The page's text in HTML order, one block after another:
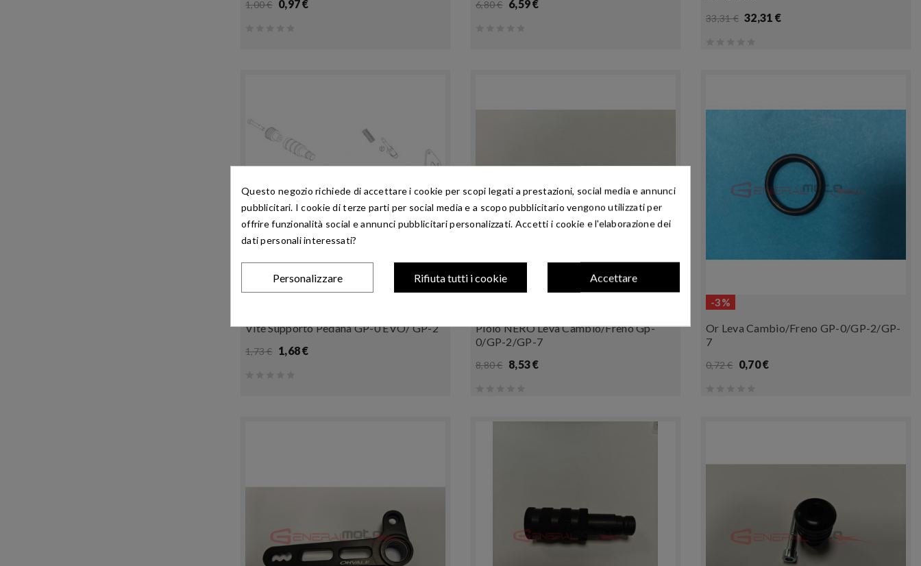
1,00 € 0,97 € 6,80 € 6,59 €
33,31 € 32,31 €
Vite Supporto Pedana GP-0 EVO/ GP-2
1,73 € 1,68 €
Piolo NERO Leva Cambio/freno Gp-
0/GP-2/GP-7
8,80 € 8,53 €
-3%
Or Leva Cambio/freno GP-0/GP-2/GP-
7
0,72 € 0,70 €
Questo negozio richiede di accettare i cookie per scopi legati a prestazioni, social media e annunci
pubblicitari. I cookie di terze parti per social media e a scopo pubblicitario vengono utilizzati per
offrire funzionalità social e annunci pubblicitari personalizzati. Accetti i cookie e l'elaborazione dei
dati personali interessati?
Accettare
Rifiuta tutti i cookie
Personalizzare